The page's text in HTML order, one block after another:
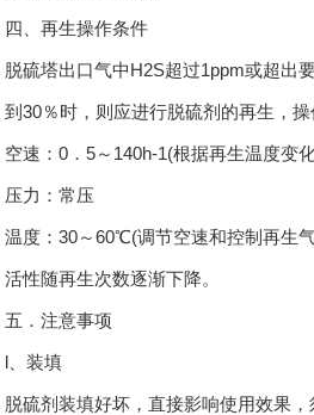
四、再生操作条件
脱硫塔出口气中H2S超过1ppm或超出
到30％时，则应进行脱硫剂的再生，操
空速：0．5～140h-1(根据再生温度变
压力：常压
温度：30～60℃(调节空速和控制再生
活性随再生次数逐渐下降。
五．注意事项
l、装填
脱硫剂装填好坏，直接影响使用效果